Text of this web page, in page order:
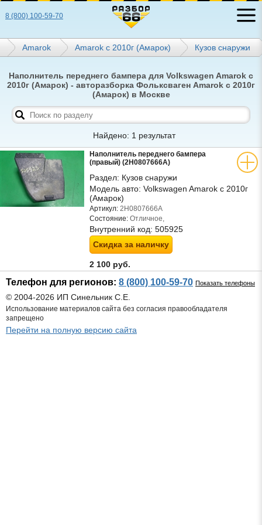
8 (800) 100-59-70
Amarok Amarok с 2010г (Амарок) Кузов снаружи
Наполнитель переднего бампера для Volkswagen Amarok с
2010г (Амарок) - авторазборка Фольксваген Amarok с 2010г
(Амарок) в Москве
Найдено: 1 результат
Наполнитель переднего бампера
(правый) (2H0807666A)
Раздел: Кузов снаружи
Модель авто: Volkswagen Amarok с 2010г
(Амарок)
Артикул: 2H0807666A
Состояние: Отличное,
Внутренний код: 505925
Скидка за наличку
2 100 руб.
Телефон для регионов: 8 (800) 100-59-70 Показать телефоны
© 2004-2026 ИП Синельник С.Е.
Использование материалов сайта без согласия правообладателя
запрещено
Перейти на полную версию сайта